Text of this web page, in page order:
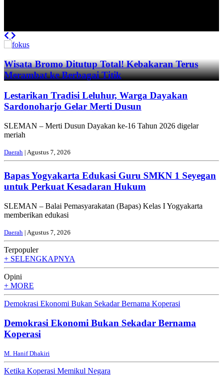
Previous
Wisata Bromo Ditutup Total! Kebakaran Terus
Merambat ke Berbagai Titik
Lestarikan Tradisi Leluhur, Warga Dayakan
Sardonoharjo Gelar Merti Dusun
SLEMAN – Merti Dusun Dayakan ke-16 Tahun 2026 digelar
meriah
Daerah | Agustus 7, 2026
Bapas Yogyakarta Edukasi Guru SMKN 1 Seyegan
untuk Perkuat Kesadaran Hukum
SLEMAN – Balai Pemasyarakatan (Bapas) Kelas I Yogyakarta
memberikan edukasi
Daerah | Agustus 7, 2026
Terpopuler
+ SELENGKAPNYA
Opini
+ MORE
Demokrasi Ekonomi Bukan Sekadar Bernama Koperasi
Demokrasi Ekonomi Bukan Sekadar Bernama
Koperasi
M. Hanif Dhakiri
Ketika Koperasi Memikul Negara